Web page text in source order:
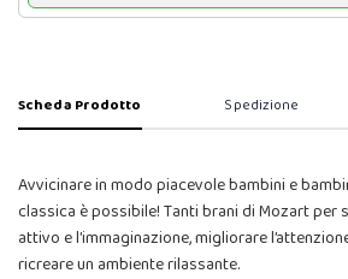
Scheda Prodotto Spedizione
Avvicinare in modo piacevole bambini e
classica è possibile! Tanti brani di Mozart per
attivo e l’immaginazione, migliorare
ricreare un ambiente rilassante.